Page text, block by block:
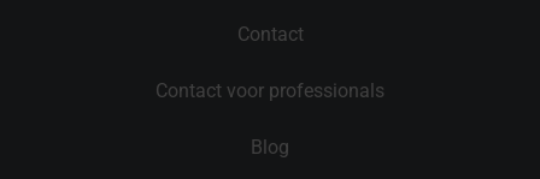
Contact
Contact voor professionals
Blog